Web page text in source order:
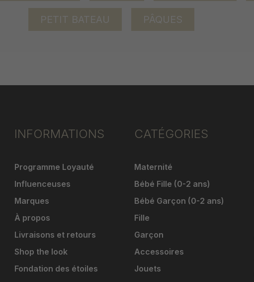
PETIT BATEAU PÂQUES
INFORMATIONS
Programme Loyauté
Influenceuses
Marques
À propos
Livraisons et retours
Shop the look
Fondation des étoiles
CATÉGORIES
Maternité
Bébé Fille (0-2 ans)
Bébé Garçon (0-2 ans)
Fille
Garçon
Accessoires
Jouets